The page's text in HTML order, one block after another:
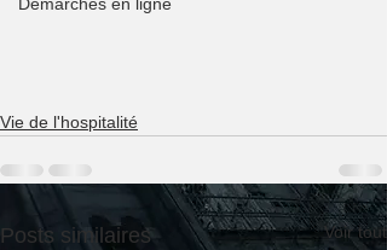
Vie de l'hospitalité
Posts similaires Voir tout